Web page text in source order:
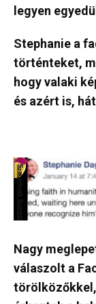
legyen
Stephanie a
történteket,
hogy valaki
és azért is,
Nagy
válaszolt a